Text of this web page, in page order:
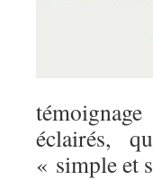
éclairés,
« simple et